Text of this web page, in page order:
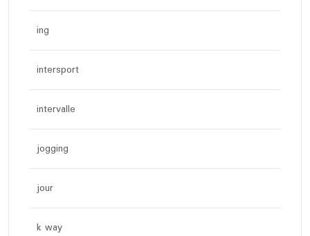
ing
intersport
intervalle
jogging
jour
k way